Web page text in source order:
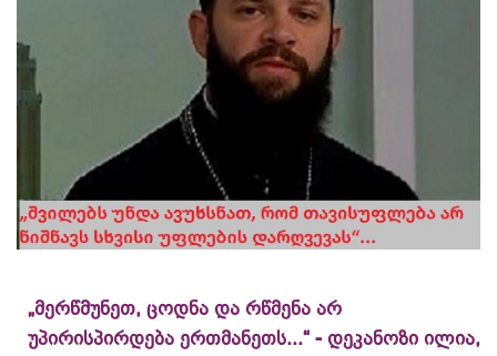
„მერწმუნეთ, ცოდნა და რწმენა არ
უპირისპირდება ერთმანეთს...“ - დეკანოზი ილია,